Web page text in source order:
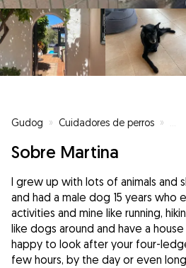
Gudog » Cuidadores de perros »
Sobre Martina
I grew up with lots of animals and
and had a male dog 15 years who
activities and mine like running,
like dogs around and have a
happy to look after your four-
few hours, by the day or even